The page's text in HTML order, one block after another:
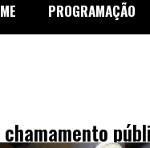
PROGRAMAÇÃO